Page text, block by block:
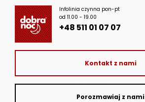
Infolinia czynna pon-pt
od 11.00 - 19.00
+48 511 01 07 07
Kontakt z nami
Porozmawiaj z nami